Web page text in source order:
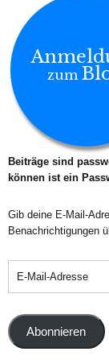
zum
Beiträge sind
können ist ein
Gib deine E-Mail-
Benachrichtigungen
Abonnieren